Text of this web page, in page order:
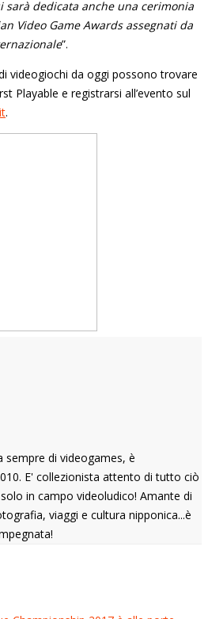
dedicata anche una cerimonia
Video Game Awards assegnati da
”.
videogiochi da oggi possono trovare
Playable e registrarsi all’evento sul
.
sempre di videogames, è
E' collezionista attento di tutto ciò
in campo videoludico! Amante di
viaggi e cultura nipponica...è